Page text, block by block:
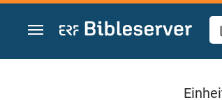
Zum Inhalt springen